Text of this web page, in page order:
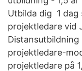
Utbilda dig 1 dag
projektledare vid
projektledare-
projektledare på